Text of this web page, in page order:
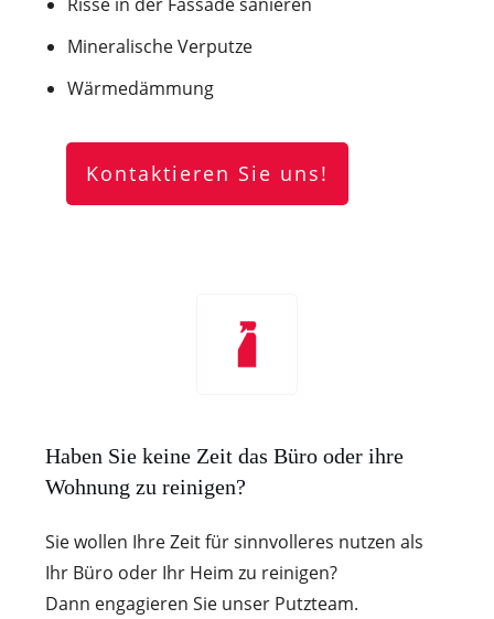
Mineralische Verputze
Wärmedämmung
Kontaktieren Sie uns!
Haben Sie keine Zeit das Büro oder ihre
Wohnung zu reinigen?
Sie wollen Ihre Zeit für sinnvolleres nutzen als
Ihr Büro oder Ihr Heim zu reinigen?
Dann engagieren Sie unser Putzteam.